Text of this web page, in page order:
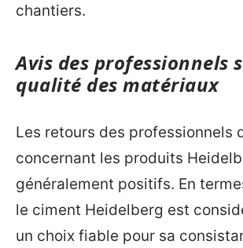
chantiers.
Avis des professionnels
qualité des matériaux
Les retours des professionnels
concernant les produits
généralement positifs. En
le ciment Heidelberg est
un choix fiable pour sa